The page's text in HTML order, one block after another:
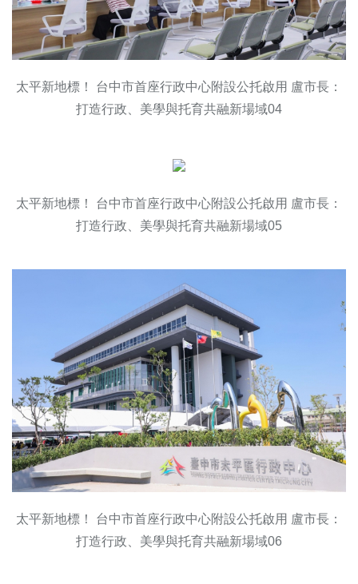
太平新地標！ 台中市首座行政中心附設公托啟用 盧市長：
打造行政、美學與托育共融新場域04
太平新地標！ 台中市首座行政中心附設公托啟用 盧市長：
打造行政、美學與托育共融新場域05
太平新地標！ 台中市首座行政中心附設公托啟用 盧市長：
打造行政、美學與托育共融新場域06